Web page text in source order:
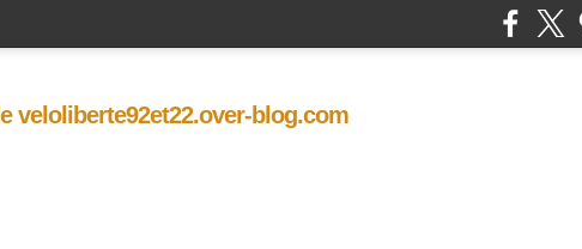
veloliberte92et22.over-blog.com